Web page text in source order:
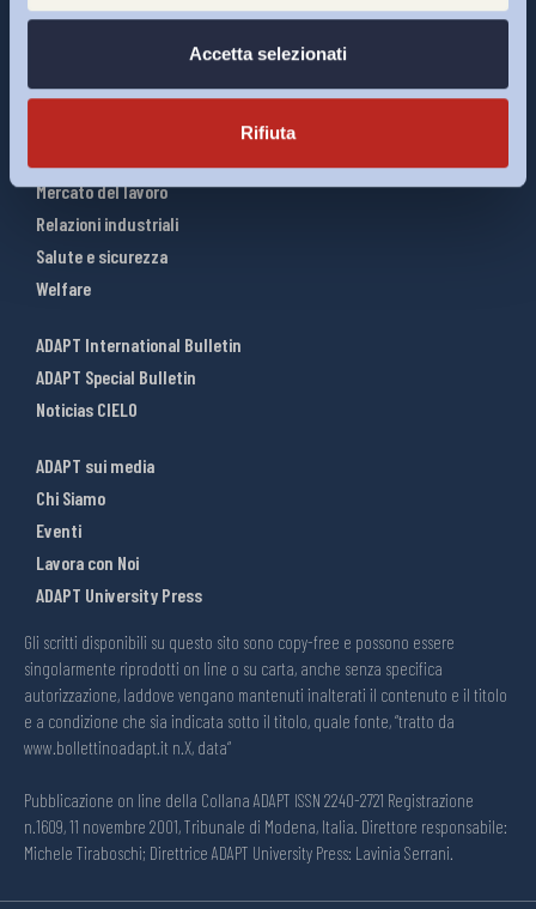
Accetta selezionati
Rifiuta
Interventi ADAPT
Mercato del lavoro
Relazioni industriali
Salute e sicurezza
Welfare
ADAPT International Bulletin
ADAPT Special Bulletin
Noticias CIELO
ADAPT sui media
Chi Siamo
Eventi
Lavora con Noi
ADAPT University Press
Gli scritti disponibili su questo sito sono copy-free e possono essere
singolarmente riprodotti on line o su carta, anche senza specifica
autorizzazione, laddove vengano mantenuti inalterati il contenuto e il titolo
e a condizione che sia indicata sotto il titolo, quale fonte, “tratto da
www.bollettinoadapt.it n.X, data“
Pubblicazione on line della Collana ADAPT ISSN 2240-2721 Registrazione
n.1609, 11 novembre 2001, Tribunale di Modena, Italia. Direttore responsabile:
Michele Tiraboschi; Direttrice ADAPT University Press: Lavinia Serrani.